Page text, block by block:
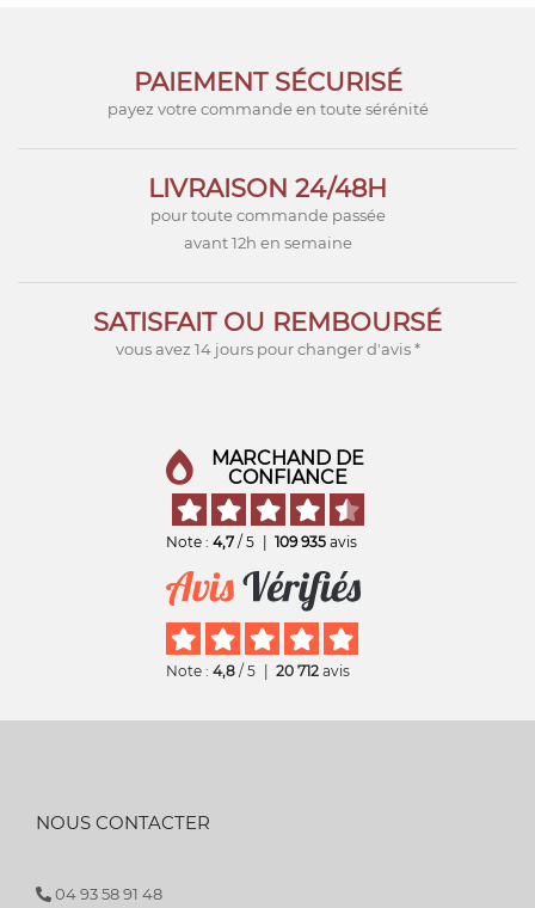
PAIEMENT SÉCURISÉ
payez votre commande en toute sérénité
LIVRAISON 24/48H
pour toute commande passée
avant 12h en semaine
SATISFAIT OU REMBOURSÉ
vous avez 14 jours pour changer d'avis *
MARCHAND DE
CONFIANCE
Note : 4,7 / 5 109 935 avis
Note : 4,8 / 5 20 712 avis
NOUS CONTACTER
04 93 58 91 48